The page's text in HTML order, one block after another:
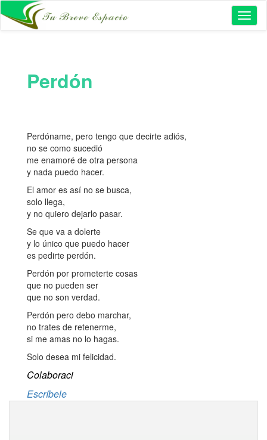
Perdón
Perdóname, pero tengo que decirte adiós,
no se como sucedió
me enamoré de otra persona
y nada puedo hacer.
El amor es así no se busca,
solo llega,
y no quiero dejarlo pasar.
Se que va a dolerte
y lo único que puedo hacer
es pedirte perdón.
Perdón por prometerte cosas
que no pueden ser
que no son verdad.
Perdón pero debo marchar,
no trates de retenerme,
si me amas no lo hagas.
Solo desea mi felicidad.
Colaboraci
Escríbele